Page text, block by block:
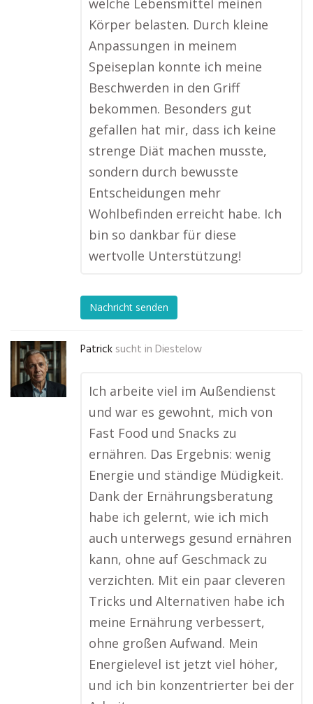
welche Lebensmittel meinen
Körper belasten. Durch kleine
Anpassungen in meinem
Speiseplan konnte ich meine
Beschwerden in den Griff
bekommen. Besonders gut
gefallen hat mir, dass ich keine
strenge Diät machen musste,
sondern durch bewusste
Entscheidungen mehr
Wohlbefinden erreicht habe. Ich
bin so dankbar für diese
wertvolle Unterstützung!
Nachricht senden
Patrick sucht in Diestelow
Ich arbeite viel im Außendienst
und war es gewohnt, mich von
Fast Food und Snacks zu
ernähren. Das Ergebnis: wenig
Energie und ständige Müdigkeit.
Dank der Ernährungsberatung
habe ich gelernt, wie ich mich
auch unterwegs gesund ernähren
kann, ohne auf Geschmack zu
verzichten. Mit ein paar cleveren
Tricks und Alternativen habe ich
meine Ernährung verbessert,
ohne großen Aufwand. Mein
Energielevel ist jetzt viel höher,
und ich bin konzentrierter bei der